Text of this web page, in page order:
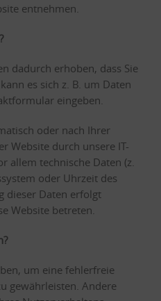
entnehmen.
dadurch erhoben, dass Sie
es sich z. B. um Daten
eingeben.
oder nach Ihrer
Website durch unsere IT-
allem technische Daten (z.
oder Uhrzeit des
dieser Daten erfolgt
Website betreten.
um eine fehlerfreie
gewährleisten. Andere